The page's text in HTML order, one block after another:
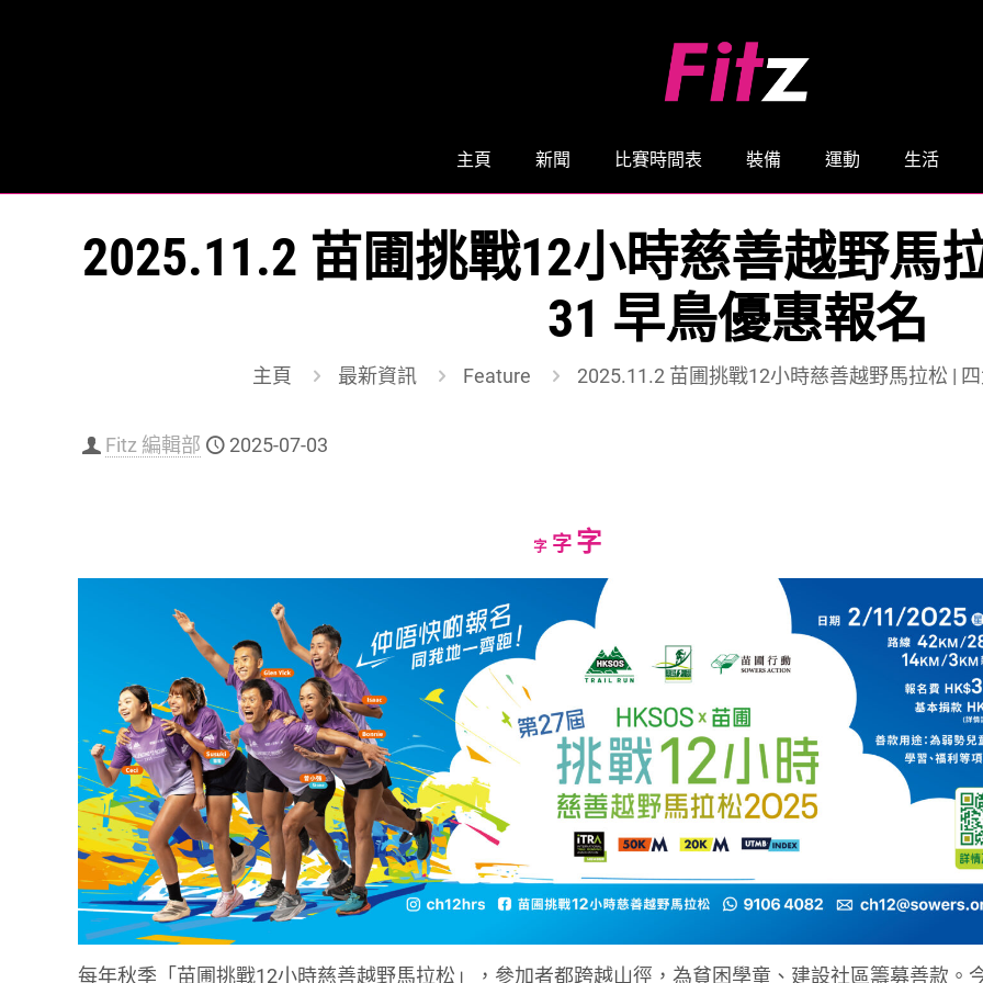
主頁 新聞 比賽時間表 裝備 運動 生活
2025.11.2 苗圃挑戰12小時慈善越野馬
31 早鳥優惠報名
主頁 最新資訊 Feature 2025.11.2 苗圃挑戰12小時慈善越野馬拉松 |
Fitz 編輯部 2025-07-03
字Decrease
字Reset
size.
字Increase
font
size.
每年秋季「苗圃挑戰12小時慈善越野馬拉松」，參加者都跨越山徑，為貧困學童、建設社區籌募善款。